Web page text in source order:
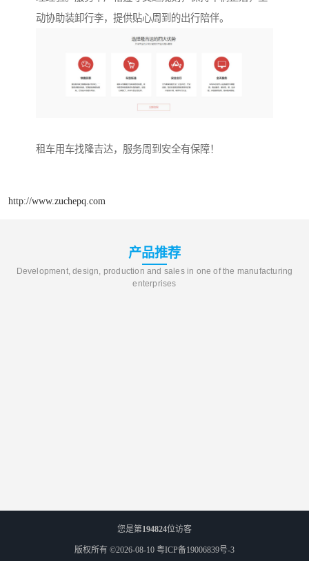
动协助装卸行李，提供贴心周到的出行陪伴。
租车用车找隆吉达，服务周到安全有保障！
http://www.zuchepq.com
产品推荐
Development, design, production and sales in one of the manufacturing
enterprises
您是第194824位访客
版权所有 ©2026-08-10 粤ICP备19006839号-3